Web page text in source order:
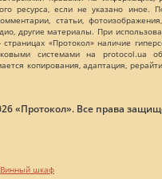
ресурса, если не указано иное.
статьи,
другие материалы. При
«Протокол» наличие
системами на protocol.ua
копирования, адаптация,
«Протокол». Все права
Винный шкаф